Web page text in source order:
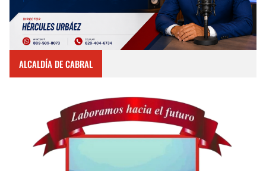
ALCALDÍA DE CABRAL